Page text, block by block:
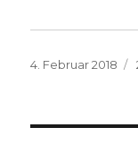
Veröffentlicht
4. Februar 2018